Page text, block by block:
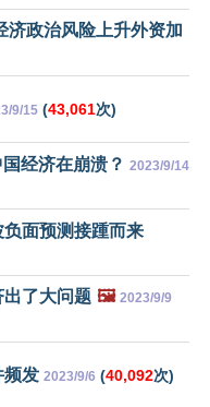
济政治风险上升外资加
9/15 (43,061次)
经济在崩溃？ 2023/9/14
面预测接踵而来
了大问题 🖼️ 2023/9/9
发 2023/9/6 (40,092次)